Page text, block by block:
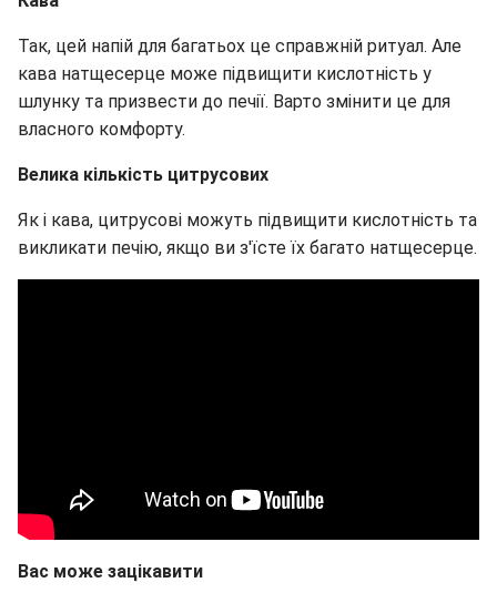
Так, цей напій для багатьох це справжній ритуал. Але
кава натщесерце може підвищити кислотність у
шлунку та призвести до печії. Варто змінити це для
власного комфорту.
Велика кількість цитрусових
Як і кава, цитрусові можуть підвищити кислотність та
викликати печію, якщо ви з'їсте їх багато натщесерце.
Вас може зацікавити